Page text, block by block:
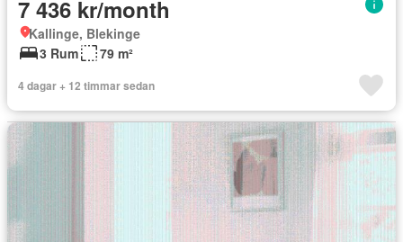
7 436 kr/month
Kallinge, Blekinge
3 Rum
79 m²
4 dagar + 12 timmar sedan